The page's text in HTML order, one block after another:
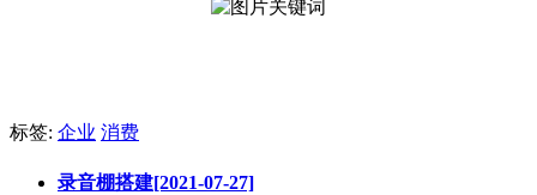
标签: 企业 消费
录音棚搭建[2021-07-27]